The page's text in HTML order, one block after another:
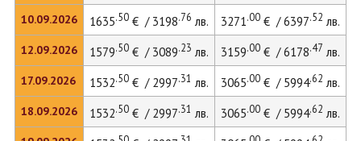
10.09.2026
12.09.2026
17.09.2026
18.09.2026
1635.50€ / 3198.76 лв. 3271.00€ / 6397.52 лв.
1579.50€ / 3089.23 лв. 3159.00€ / 6178.47 лв.
1532.50€ / 2997.31 лв. 3065.00€ / 5994.62 лв.
1532.50€ / 2997.31 лв. 3065.00€ / 5994.62 лв.